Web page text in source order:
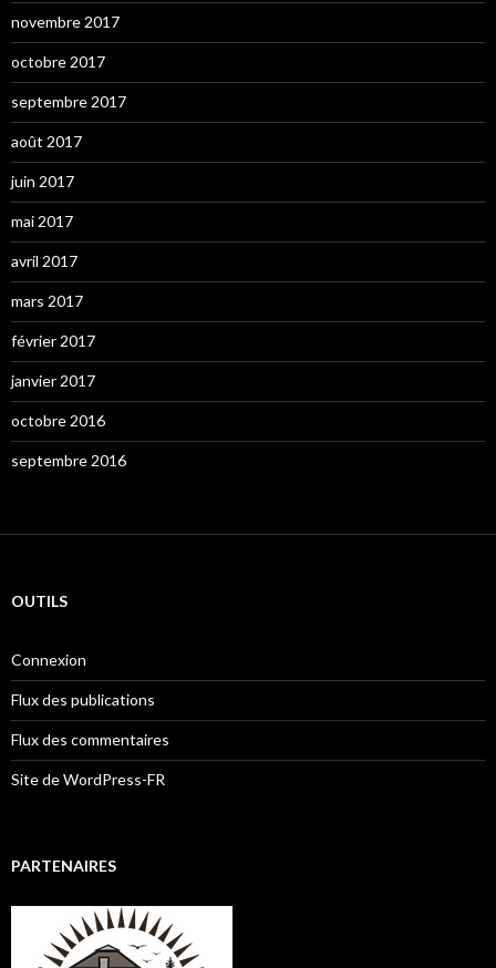
novembre 2017
octobre 2017
septembre 2017
août 2017
juin 2017
mai 2017
avril 2017
mars 2017
février 2017
janvier 2017
octobre 2016
septembre 2016
OUTILS
Connexion
Flux des publications
Flux des commentaires
Site de WordPress-FR
PARTENAIRES